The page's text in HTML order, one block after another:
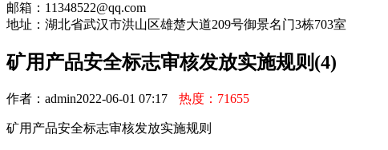
邮箱：11348522@qq.com
地址：湖北省武汉市洪山区雄楚大道209号御景名门3栋703室
矿用产品安全标志审核发放实施规则(4)
作者：admin2022-06-01 07:17 热度：71655
矿用产品安全标志审核发放实施规则